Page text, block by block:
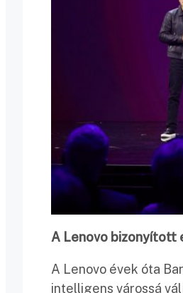
A Lenovo bizonyított
A Lenovo évek óta
intelligens várossá